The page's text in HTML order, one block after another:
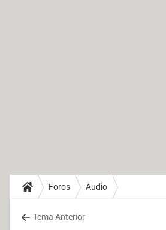
Foros Audio
Tema Anterior